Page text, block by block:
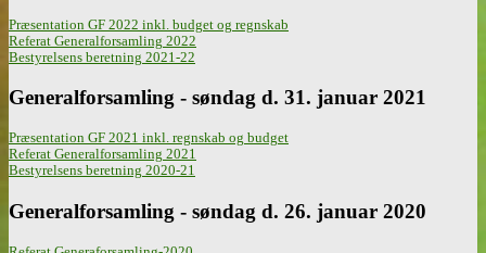
Præsentation GF 2022 inkl. budget og regnskab
Referat Generalforsamling 2022
Bestyrelsens beretning 2021-22
Generalforsamling - søndag d. 31. januar 2021
Præsentation GF 2021 inkl. regnskab og budget
Referat Generalforsamling 2021
Bestyrelsens beretning 2020-21
Generalforsamling - søndag d. 26. januar 2020